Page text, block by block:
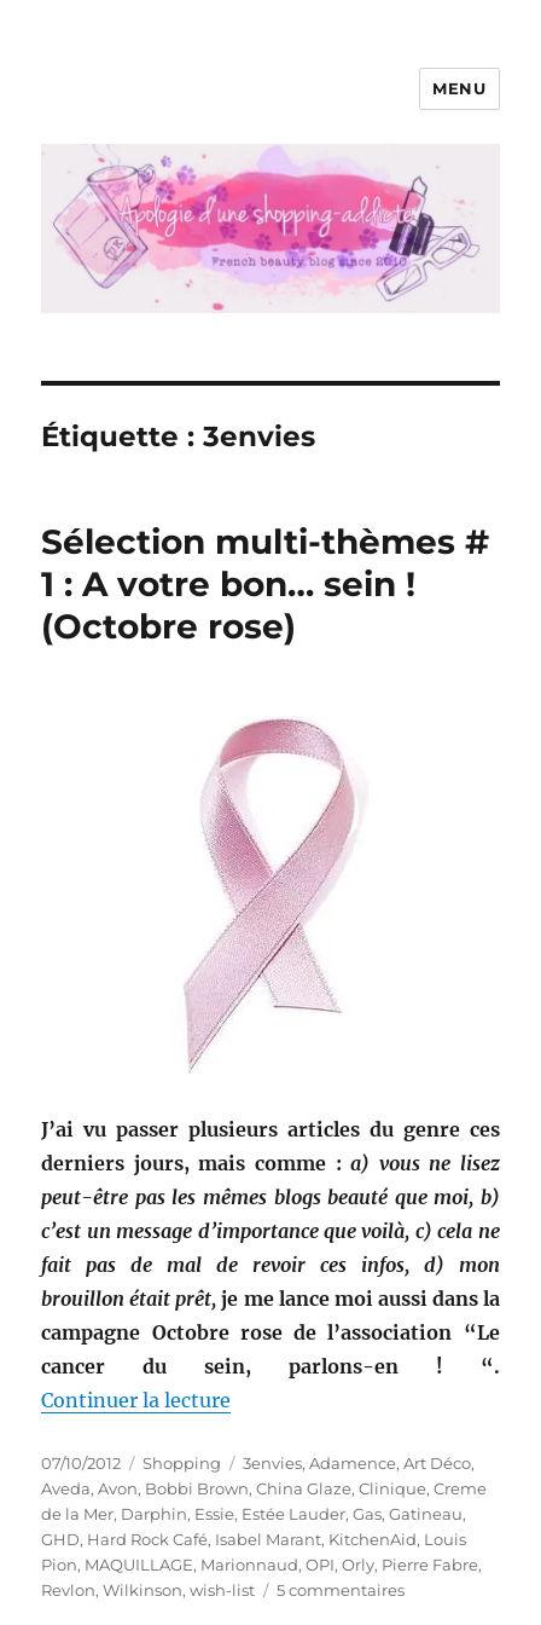
Apologie d'une Shopping-addicte
MENU
Étiquette :3envies
Sélection multi-thèmes #
1 : A votre bon… sein !
(Octobre rose)
J’ai vu passer plusieurs articles du genre ces
derniers jours, mais comme :a) vous ne lisez
peut-être pas les mêmes blogs beauté que moi, b)
c’est un message d’importance que voilà, c) cela ne
fait pas de mal de revoir ces infos, d) mon
brouillon était prêt, je me lance moi aussi dans la
campagne Octobre rose de l’association “Le
cancer du sein, parlons-en ! “.
Continuer la lecture
Publié
le
07/10/2012 Catégories
Shopping Étiquettes
3envies,Adamence,Art Déco,
Aveda,Avon, Bobbi Brown,China Glaze,Clinique,Creme
de la Mer, Darphin, Essie, Estée Lauder,Gas,Gatineau,
GHD, Hard Rock Café, Isabel Marant, KitchenAid, Louis
Pion, MAQUILLAGE, Marionnaud,OPI,Orly, Pierre Fabre,
Revlon,Wilkinson,wish-list 5 commentairessur